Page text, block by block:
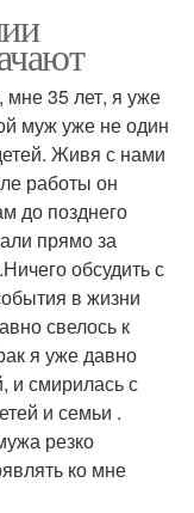
мне 35 лет, я уже
муж уже не один
Живя с нами
работы он
до позднего
прямо за
обсудить с
в жизни
свелось к
я уже давно
и смирилась с
и семьи .
резко
ко мне